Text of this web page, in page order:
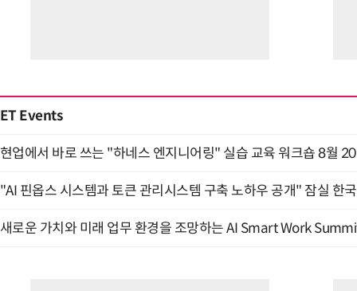
ET Events
현업에서 바로 쓰는 "하네스 엔지니어링" 실습 교육 워크숍 8월
"AI 핀옵스 시스템과 토큰 관리시스템 구축 노하우 공개" 잠실 한
새로운 가치와 미래 업무 환경을 조망하는 AI Smart Work